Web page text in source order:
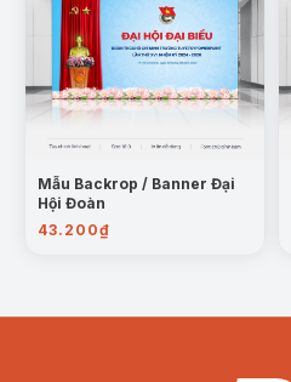
Mẫu Backrop / Banner Đại
Hội Đoàn
43.200₫